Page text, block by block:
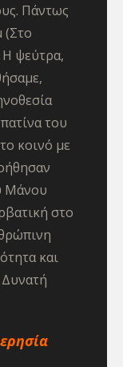
Πάντως
(Στο
ψεύτρα,
του
κοινό με
Μάνου
στο
και